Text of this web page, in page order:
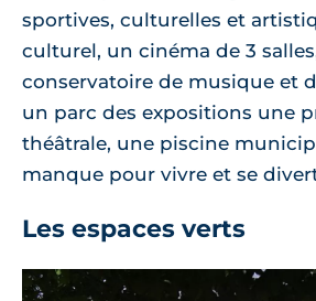
sportives, culturelles et
culturel, un cinéma de 3
conservatoire de musique et
un parc des expositions une
théâtrale, une piscine
manque pour vivre et se
Les espaces verts